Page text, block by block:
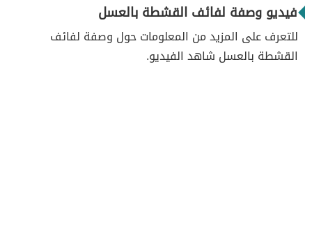
فيديو وصفة لفائف القشطة بالعسل
للتعرف على المزيد من المعلومات حول وصفة لفائف
القشطة بالعسل شاهد الفيديو.